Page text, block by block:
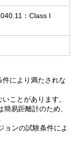
：Class I
件により満たされな
ことがあります。
易距離計のため、
ョンの試験条件によ